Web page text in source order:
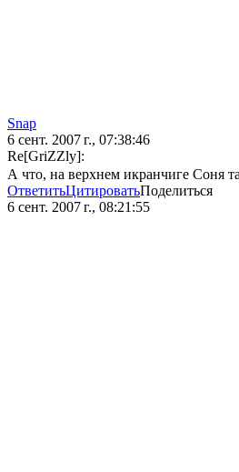
Snap
6 сент. 2007 г., 07:38:46
Re[GriZZly]:
А что, на верхнем икранчиге Соня
ОтветитьЦитироватьПоделиться
6 сент. 2007 г., 08:21:55